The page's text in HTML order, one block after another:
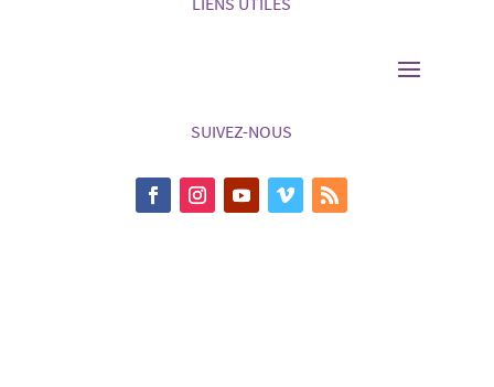
SUIVEZ-NOUS